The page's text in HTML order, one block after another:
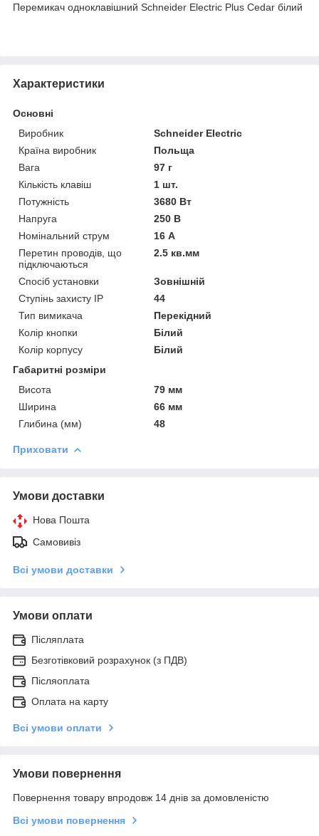
Перемикач одноклавішний Schneider Electric Plus Cedar білий
Характеристики
Основні
Виробник
Schneider Electric
Країна виробник
Польща
Вага
97 г
Кількість клавіш
1 шт.
Потужність
3680 Вт
Напруга
250 В
Номінальний струм
16 А
Перетин проводів, що
підключаються
2.5 кв.мм
Спосіб установки
Зовнішній
Ступінь захисту IP
44
Тип вимикача
Перекідний
Колір кнопки
Білий
Колір корпусу
Білий
Габаритні розміри
Висота
79 мм
Ширина
66 мм
Глибина (мм)
48
Приховати
Умови доставки
Нова Пошта
Самовивіз
Всі умови доставки
Умови оплати
Післяплата
Безготівковий розрахунок (з ПДВ)
Післяоплата
Оплата на карту
Всі умови оплати
Умови повернення
Повернення товару впродовж 14 днів за домовленістю
Всі умови повернення